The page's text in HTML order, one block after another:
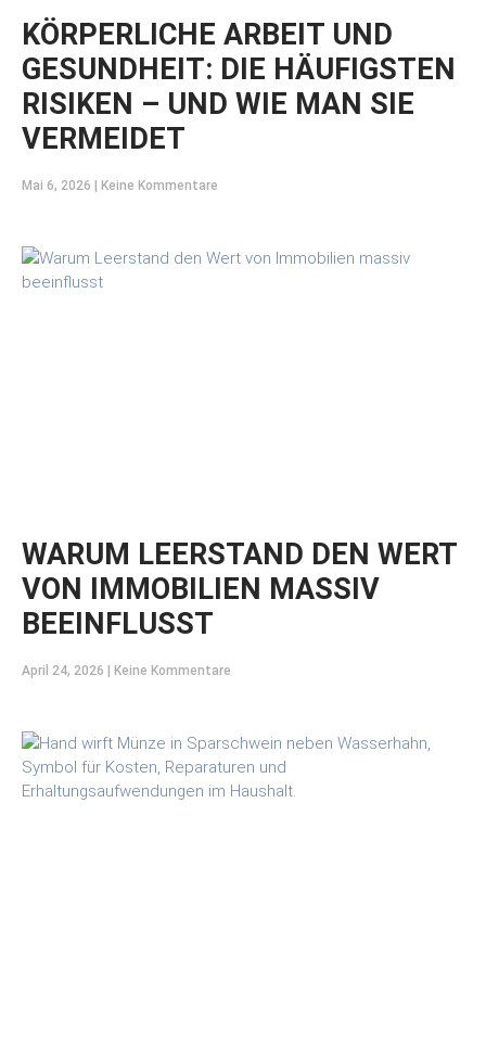
KÖRPERLICHE ARBEIT UND
GESUNDHEIT: DIE HÄUFIGSTEN
RISIKEN – UND WIE MAN SIE
VERMEIDET
Mai 6, 2026 Keine Kommentare
WARUM LEERSTAND DEN WERT
VON IMMOBILIEN MASSIV
BEEINFLUSST
April 24, 2026 Keine Kommentare